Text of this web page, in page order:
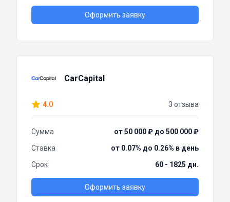
Оформить заявку
CarCapital
4.0 3 отзыва
Сумма
от 50 000 ₽ до 500 000 ₽
Ставка
от 0.07% до 0.26% в день
Срок
60 - 1825 дн.
Оформить заявку